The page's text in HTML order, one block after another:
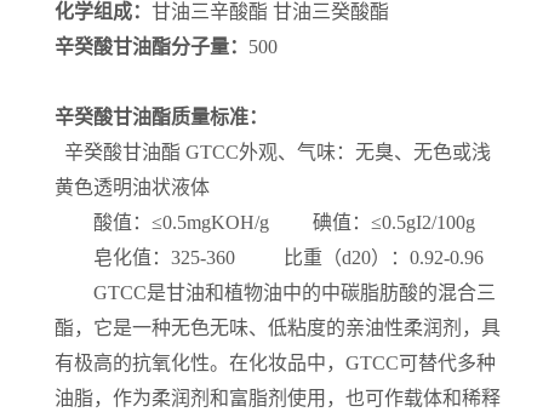
化学组成： 甘油三辛酸酯 甘油三癸酸酯
辛癸酸甘油酯分子量： 500
辛癸酸甘油酯质量标准：
辛癸酸甘油酯 GTCC外观、气味：无臭、无色或浅
黄色透明油状液体
酸值：≤0.5mgKOH/g 碘值：≤0.5gI2/100g
皂化值：325-360 比重（d20）：0.92-0.96
GTCC是甘油和植物油中的中碳脂肪酸的混合三
酯，它是一种无色无味、低粘度的亲油性柔润剂，具
有极高的抗氧化性。在化妆品中，GTCC可替代多种
油脂，作为柔润剂和富脂剂使用，也可作载体和稀释